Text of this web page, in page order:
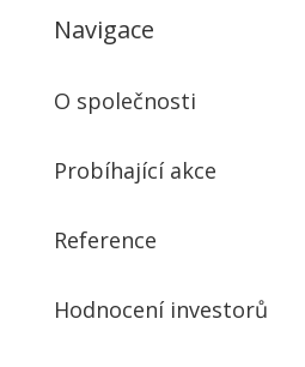
Navigace
O společnosti
Probíhající akce
Reference
Hodnocení investorů